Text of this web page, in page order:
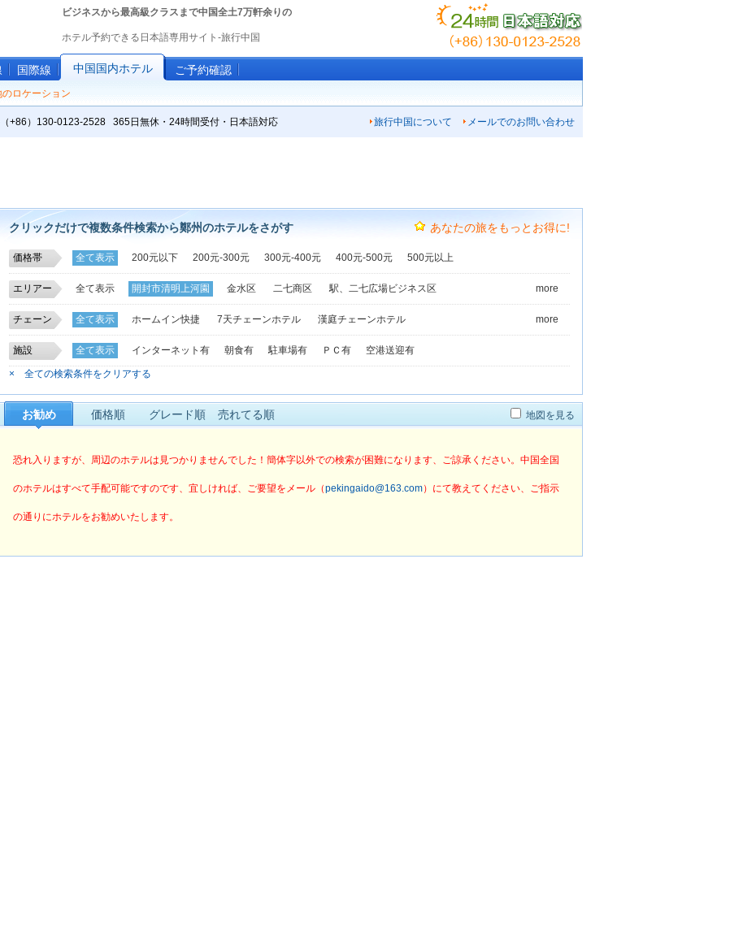
ビジネスから最高級クラスまで中国全土7万軒余りの
ホテル予約できる日本語専用サイト-旅行中国
国際線 中国国内ホテル ご予約確認
のロケーション
+86）130-0123-2528 365日無休・24時間受付・日本語対応 旅行中国について メールでのお問い合わせ
あなたの旅をもっとお得に!
クリックだけで複数条件検索から鄭州のホテルをさがす
価格帯 全て表示 200元以下 200元-300元 300元-400元 400元-500元 500元以上
エリアー more
全て表示 開封市清明上河園 金水区 二七商区
駅、二七広場ビジネス区
金融商務区、省政府
鄭東新区 花園路ビジネス区 商業金融中心 登封少林寺 中心部
駅
管城回族区
CBD中央商務区 中原区 新鄭空港区
チェーン more
全て表示 ホームイン快捷 7天チェーンホテル
漢庭チェーンホテル
好ホームインチェーンホテル
錦江之星 未来宜居 美宜家
望園チェーンホテル
インターコンチネンタル
莫泰旅店 錦江 スーパー8酒店 ソフィテル
ビエンナ
グリーンツリーイン
施設 全て表示 インターネット有 朝食有 駐車場有 ＰＣ有 空港送迎有
× 全ての検索条件をクリアする
地図を見る
お勧め 価格順 グレード順 売れてる順
恐れ入りますが、周辺のホテルは見つかりませんでした！簡体字以外での検索が困難になります、ご諒承ください。中国全国
のホテルはすべて手配可能ですのです、宜しければ、ご要望をメール（pekingaido@163.com）にて教えてください、ご指示
の通りにホテルをお勧めいたします。